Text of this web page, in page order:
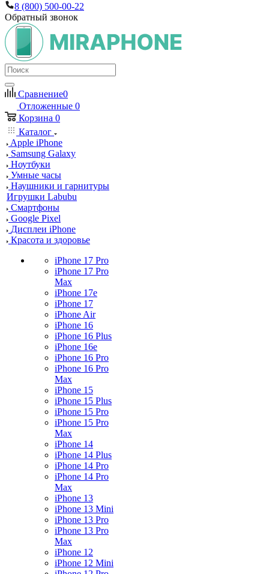
8 (800) 500-00-22
Обратный звонок
Сравнение0
Отложенные 0
Корзина 0
Каталог
Apple iPhone
Samsung Galaxy
Ноутбуки
Умные часы
Наушники и гарнитуры
Игрушки Labubu
Смартфоны
Google Pixel
Дисплеи iPhone
Красота и здоровье
iPhone 17 Pro
iPhone 17 Pro
Max
iPhone 17e
iPhone 17
iPhone Air
iPhone 16
iPhone 16 Plus
iPhone 16e
iPhone 16 Pro
iPhone 16 Pro
Max
iPhone 15
iPhone 15 Plus
iPhone 15 Pro
iPhone 15 Pro
Max
iPhone 14
iPhone 14 Plus
iPhone 14 Pro
iPhone 14 Pro
Max
iPhone 13
iPhone 13 Mini
iPhone 13 Pro
iPhone 13 Pro
Max
iPhone 12
iPhone 12 Mini